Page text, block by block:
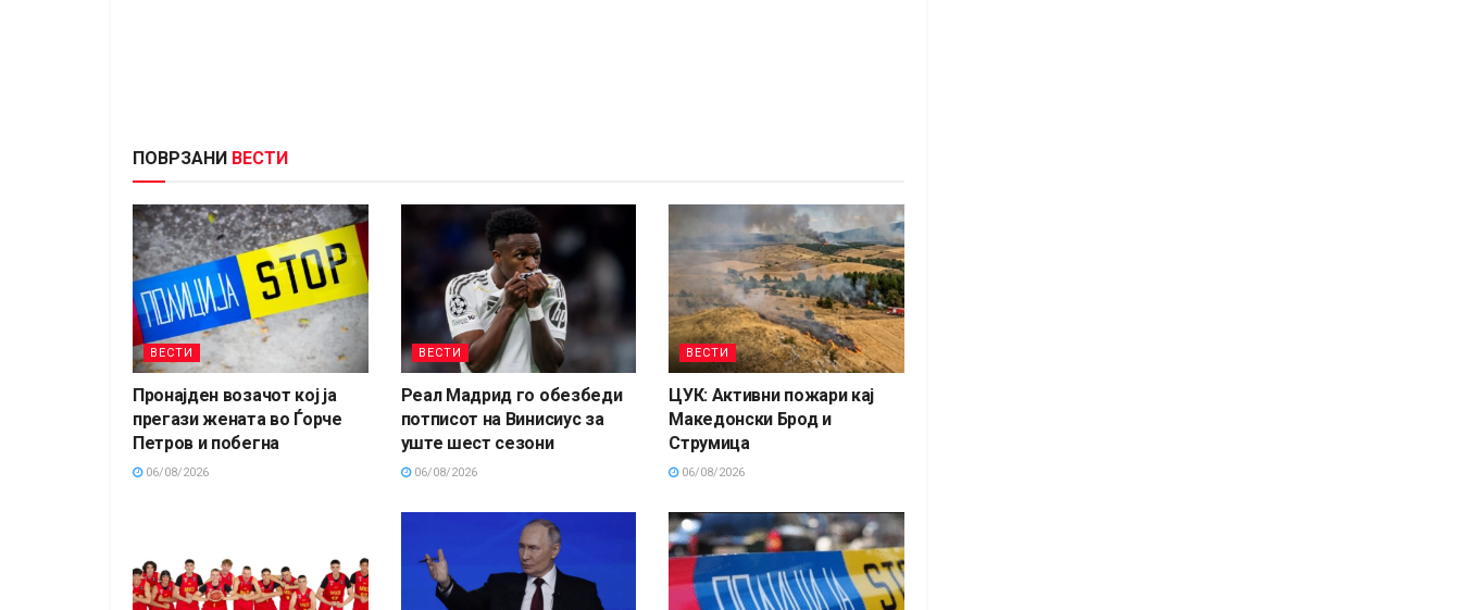
ПОВРЗАНИ ВЕСТИ
ВЕСТИ
Пронајден возачот кој ја
прегази жената во Ѓорче
Петров и побегна
06/08/2026
ВЕСТИ
Реал Мадрид го обезбеди
потписот на Винисиус за
уште шест сезони
06/08/2026
ВЕСТИ
ЦУК: Активни пожари кај
Македонски Брод и
Струмица
06/08/2026